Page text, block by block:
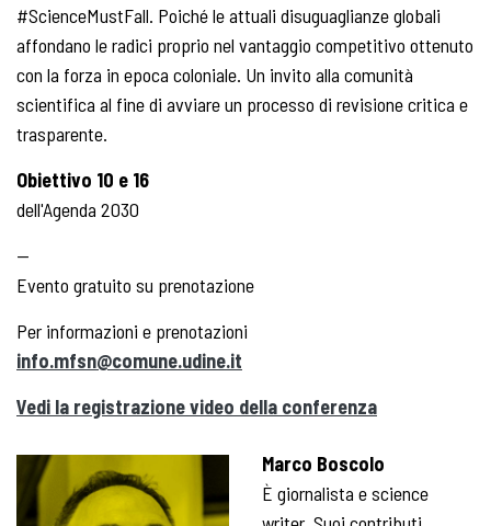
#ScienceMustFall. Poiché le attuali disuguaglianze globali
affondano le radici proprio nel vantaggio competitivo ottenuto
con la forza in epoca coloniale. Un invito alla comunità
scientifica al fine di avviare un processo di revisione critica e
trasparente.
Obiettivo 10 e 16
dell'Agenda 2030
—
Evento gratuito su prenotazione
Per informazioni e prenotazioni
info.mfsn@comune.udine.it
Vedi la registrazione video della conferenza
Marco Boscolo
È giornalista e science